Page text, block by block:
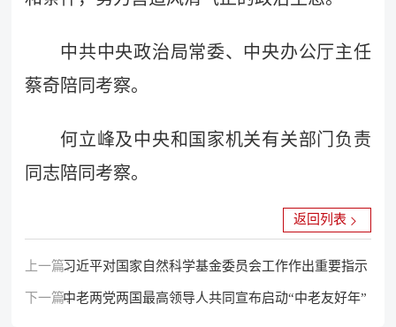
中共中央政治局常委、中央办公厅主任
蔡奇陪同考察。
何立峰及中央和国家机关有关部门负责
同志陪同考察。
上一篇：习近平对国家自然科学基金委员会工作作出重要指示
下一篇：中老两党两国最高领导人共同宣布启动“中老友好年”
返回列表